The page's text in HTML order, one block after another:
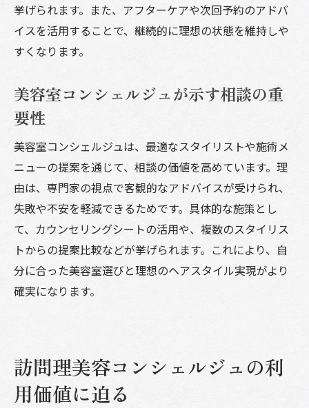
挙げられます。また、アフターケアや次回予約のアドバ
イスを活用することで、継続的に理想の状態を維持しや
すくなります。
美容室コンシェルジュが示す相談の重
要性
美容室コンシェルジュは、最適なスタイリストや施術メ
ニューの提案を通じて、相談の価値を高めています。理
由は、専門家の視点で客観的なアドバイスが受けられ、
失敗や不安を軽減できるためです。具体的な施策とし
て、カウンセリングシートの活用や、複数のスタイリス
トからの提案比較などが挙げられます。これにより、自
分に合った美容室選びと理想のヘアスタイル実現がより
確実になります。
訪問理美容コンシェルジュの利
用価値に迫る